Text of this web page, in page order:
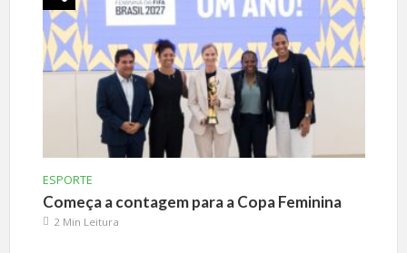
ESPORTE
Começa a contagem para a Copa Feminina
2 Min Leitura